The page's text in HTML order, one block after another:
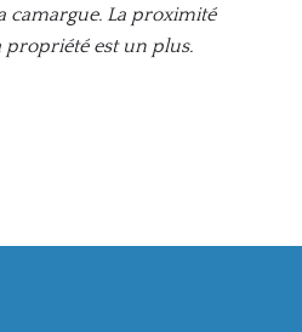
camargue. La proximité
propriété est un plus.